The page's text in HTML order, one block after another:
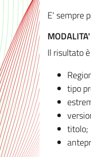
E' sempre
Il risultato
tipo
titolo;